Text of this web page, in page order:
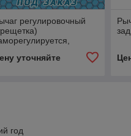
регулировочный
уточняйте
год